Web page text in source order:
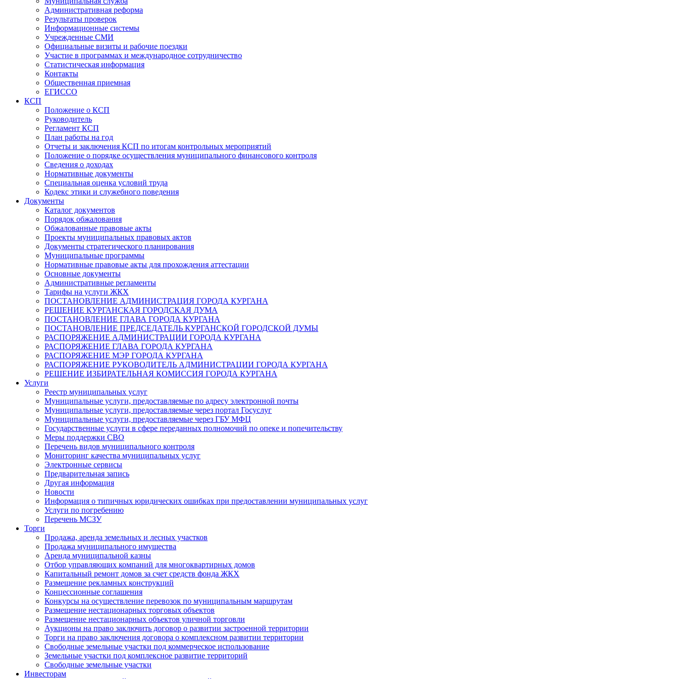
Административная реформа
Результаты проверок
Информационные системы
Учрежденные СМИ
Официальные визиты и рабочие поездки
Участие в программах и международное сотрудничество
Статистическая информация
Контакты
Общественная приемная
ЕГИССО
КСП
Положение о КСП
Руководитель
Регламент КСП
План работы на год
Отчеты и заключения КСП по итогам контрольных мероприятий
Положение о порядке осуществления муниципального финансового контроля
Сведения о доходах
Нормативные документы
Специальная оценка условий труда
Кодекс этики и служебного поведения
Документы
Каталог документов
Порядок обжалования
Обжалованные правовые акты
Проекты муниципальных правовых актов
Документы стратегического планирования
Муниципальные программы
Нормативные правовые акты для прохождения аттестации
Основные документы
Административные регламенты
Тарифы на услуги ЖКХ
ПОСТАНОВЛЕНИЕ АДМИНИСТРАЦИЯ ГОРОДА КУРГАНА
РЕШЕНИЕ КУРГАНСКАЯ ГОРОДСКАЯ ДУМА
ПОСТАНОВЛЕНИЕ ГЛАВА ГОРОДА КУРГАНА
ПОСТАНОВЛЕНИЕ ПРЕДСЕДАТЕЛЬ КУРГАНСКОЙ ГОРОДСКОЙ ДУМЫ
РАСПОРЯЖЕНИЕ АДМИНИСТРАЦИИ ГОРОДА КУРГАНА
РАСПОРЯЖЕНИЕ ГЛАВА ГОРОДА КУРГАНА
РАСПОРЯЖЕНИЕ МЭР ГОРОДА КУРГАНА
РАСПОРЯЖЕНИЕ РУКОВОДИТЕЛЬ АДМИНИСТРАЦИИ ГОРОДА КУРГАНА
РЕШЕНИЕ ИЗБИРАТЕЛЬНАЯ КОМИССИЯ ГОРОДА КУРГАНА
Услуги
Реестр муниципальных услуг
Муниципальные услуги, предоставляемые по адресу электронной почты
Муниципальные услуги, предоставляемые через портал Госуслуг
Муниципальные услуги, предоставляемые через ГБУ МФЦ
Государственные услуги в сфере переданных полномочий по опеке и попечительству
Меры поддержки СВО
Перечень видов муниципального контроля
Мониторинг качества муниципальных услуг
Электронные сервисы
Предварительная запись
Другая информация
Новости
Информация о типичных юридических ошибках при предоставлении муниципальных услуг
Услуги по погребению
Перечень МСЗУ
Торги
Продажа, аренда земельных и лесных участков
Продажа муниципального имущества
Аренда муниципальной казны
Отбор управляющих компаний для многоквартирных домов
Капитальный ремонт домов за счет средств фонда ЖКХ
Размещение рекламных конструкций
Концессионные соглашения
Конкурсы на осуществление перевозок по муниципальным маршрутам
Размещение нестационарных торговых объектов
Размещение нестационарных объектов уличной торговли
Аукционы на право заключить договор о развитии застроенной территории
Торги на право заключения договора о комплексном развитии территории
Свободные земельные участки под коммерческое использование
Земельные участки под комплексное развитие территорий
Свободные земельные участки
Инвесторам